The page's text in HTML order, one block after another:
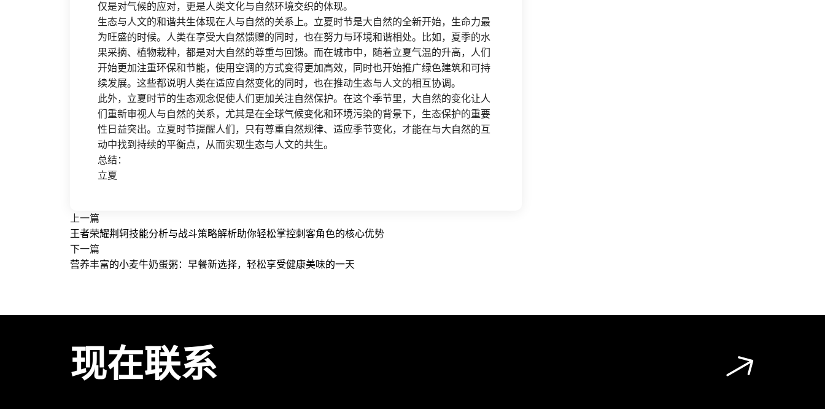
仅是对气候的应对，更是人类文化与自然环境交织的体现。
生态与人文的和谐共生体现在人与自然的关系上。立夏时节是大自然的全新开始，生命力最
为旺盛的时候。人类在享受大自然馈赠的同时，也在努力与环境和谐相处。比如，夏季的水
果采摘、植物栽种，都是对大自然的尊重与回馈。而在城市中，随着立夏气温的升高，人们
开始更加注重环保和节能，使用空调的方式变得更加高效，同时也开始推广绿色建筑和可持
续发展。这些都说明人类在适应自然变化的同时，也在推动生态与人文的相互协调。
此外，立夏时节的生态观念促使人们更加关注自然保护。在这个季节里，大自然的变化让人
们重新审视人与自然的关系，尤其是在全球气候变化和环境污染的背景下，生态保护的重要
性日益突出。立夏时节提醒人们，只有尊重自然规律、适应季节变化，才能在与大自然的互
动中找到持续的平衡点，从而实现生态与人文的共生。
总结：
立夏
上一篇
王者荣耀荆轲技能分析与战斗策略解析助你轻松掌控刺客角色的核心优势
下一篇
营养丰富的小麦牛奶蛋粥：早餐新选择，轻松享受健康美味的一天
现在联系